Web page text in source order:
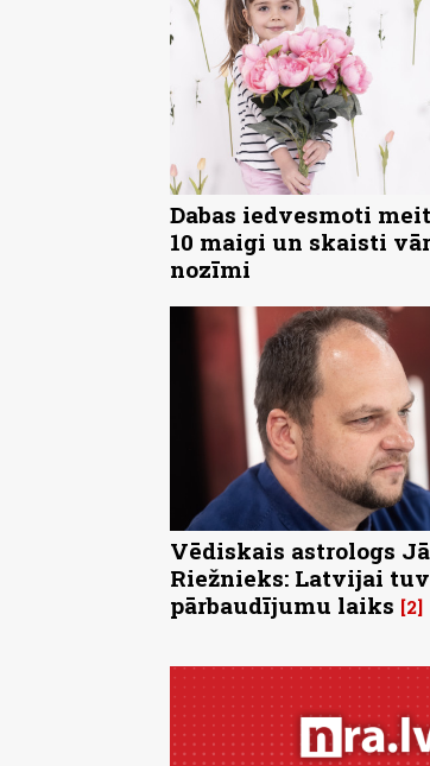
Dabas iedvesmoti
10 maigi un skaisti
nozīmi
Vēdiskais astrologs
Riežnieks: Latvijai
pārbaudījumu laiks 2